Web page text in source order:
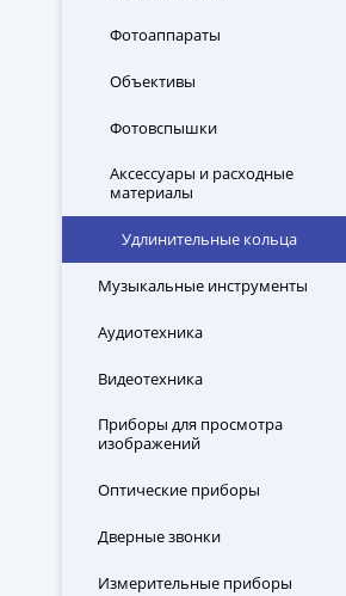
Фотоаппараты
Объективы
Фотовспышки
Аксессуары и расходные
материалы
Удлинительные кольца
Музыкальные инструменты
Аудиотехника
Видеотехника
Приборы для просмотра
изображений
Оптические приборы
Дверные звонки
Измерительные приборы